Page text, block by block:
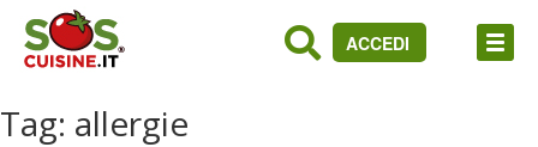
ACCEDI
Tag: allergie